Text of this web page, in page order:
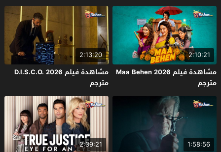
2:10:21
مشاهدة فيلم Maa Behen 2026
مترجم
2:13:20
مشاهدة فيلم D.I.S.C.O. 2026
مترجم
1:58:56
2:39:21